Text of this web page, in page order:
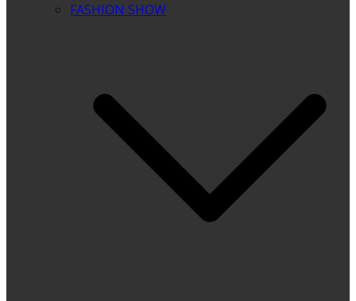
FASHION SHOW